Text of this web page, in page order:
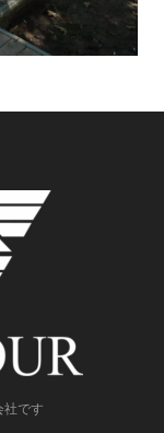
社です